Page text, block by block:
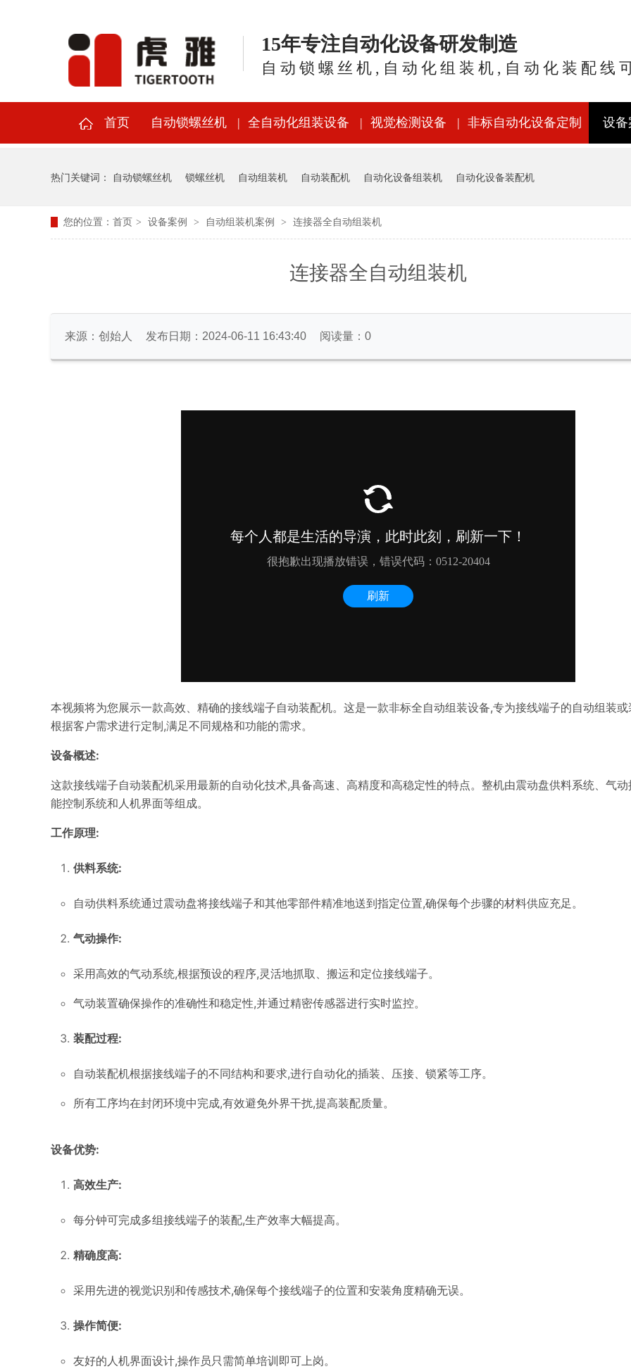
15年专注自动化设备研发制造
自动锁螺丝机,自动化组装机,自动化装配线
首页 自动锁螺丝机 全自动化组装设备 视觉检测设备 非标自动化设备定制 设备
热门关键词： 自动锁螺丝机 锁螺丝机 自动组装机 自动装配机 自动化设备组装机 自动化设备装配机
您的位置： 首页 > 设备案例 > 自动组装机案例 > 连接器全自动组装机
连接器全自动组装机
来源：创始人 发布日期：2024-06-11 16:43:40 阅读量： 0
本视频将为您展示一款高效、精确的接线端子自动装配机。这是一款非标全自动组装设备,专为接线端子的自动组装
根据客户需求进行定制,满足不同规格和功能的需求。
设备概述:
这款接线端子自动装配机采用最新的自动化技术,具备高速、高精度和高稳定性的特点。整机由震动盘供料系统、气
能控制系统和人机界面等组成。
工作原理:
供料系统:
自动供料系统通过震动盘将接线端子和其他零部件精准地送到指定位置,确保每个步骤的材料供应充足。
气动操作:
采用高效的气动系统,根据预设的程序,灵活地抓取、搬运和定位接线端子。
气动装置确保操作的准确性和稳定性,并通过精密传感器进行实时监控。
装配过程:
自动装配机根据接线端子的不同结构和要求,进行自动化的插装、压接、锁紧等工序。
所有工序均在封闭环境中完成,有效避免外界干扰,提高装配质量。
设备优势:
高效生产:
每分钟可完成多组接线端子的装配,生产效率大幅提高。
精确度高:
采用先进的视觉识别和传感技术,确保每个接线端子的位置和安装角度精确无误。
操作简便:
友好的人机界面设计,操作员只需简单培训即可上岗。